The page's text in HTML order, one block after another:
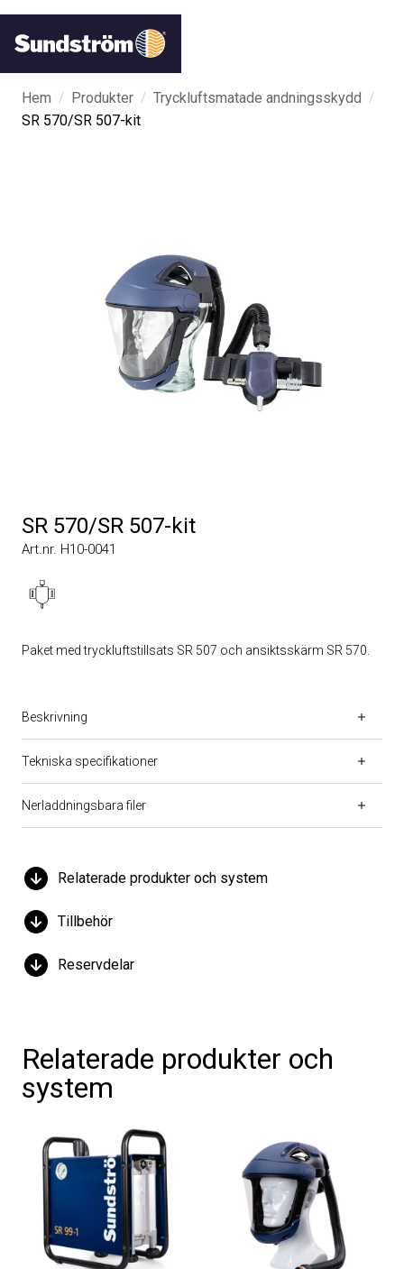
Hem / Produkter / Tryckluftsmatade andningsskydd /
SR 570/SR 507-kit
SR 570/SR 507-kit
Art.nr. H10-0041
Paket med tryckluftstillsats SR 507 och ansiktsskärm SR 570.
Beskrivning
Tekniska specifikationer
Nerladdningsbara filer
Relaterade produkter och system
Tillbehör
Reservdelar
Relaterade produkter och
system